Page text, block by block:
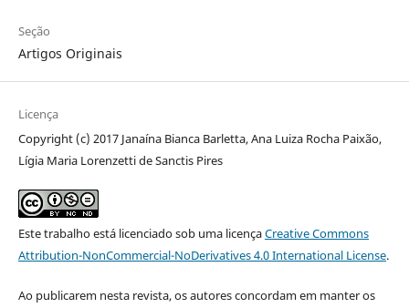
Seção
Artigos Originais
Licença
Copyright (c) 2017 Janaína Bianca Barletta, Ana Luiza Rocha Paixão,
Lígia Maria Lorenzetti de Sanctis Pires
Este trabalho está licenciado sob uma licençaCreative Commons
Attribution-NonCommercial-NoDerivatives 4.0 International License.
Ao publicarem nesta revista, os autores concordam em manter os